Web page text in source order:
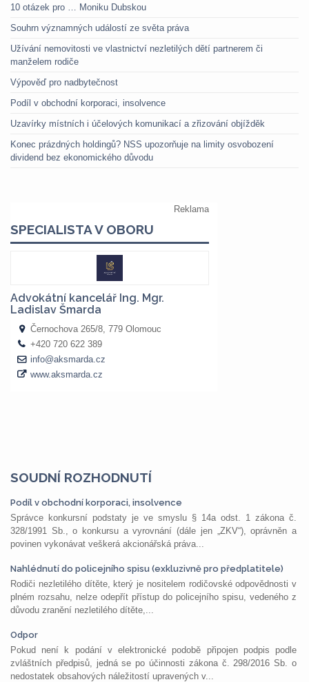
10 otázek pro … Moniku Dubskou
Souhrn významných událostí ze světa práva
Užívání nemovitosti ve vlastnictví nezletilých dětí partnerem či
manželem rodiče
Výpověď pro nadbytečnost
Podíl v obchodní korporaci, insolvence
Uzavírky místních i účelových komunikací a zřizování objížděk
Konec prázdných holdingů? NSS upozorňuje na limity osvobození
dividend bez ekonomického důvodu
SOUDNÍ ROZHODNUTÍ
Podíl v obchodní korporaci, insolvence
Správce konkursní podstaty je ve smyslu § 14a odst. 1 zákona č.
328/1991 Sb., o konkursu a vyrovnání (dále jen „ZKV“), oprávněn a
povinen vykonávat veškerá akcionářská práva...
Nahlédnutí do policejního spisu (exkluzivně pro předplatitele)
Rodiči nezletilého dítěte, který je nositelem rodičovské odpovědnosti v
plném rozsahu, nelze odepřít přístup do policejního spisu, vedeného z
důvodu zranění nezletilého dítěte,...
Odpor
Pokud není k podání v elektronické podobě připojen podpis podle
zvláštních předpisů, jedná se po účinnosti zákona č. 298/2016 Sb. o
nedostatek obsahových náležitostí upravených v...